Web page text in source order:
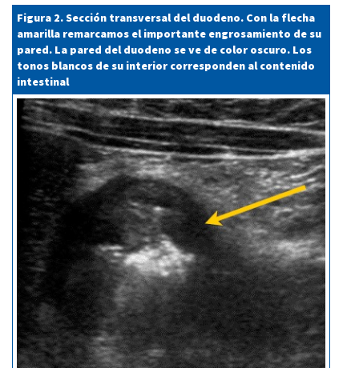
Figura 2. Sección transversal del duodeno. Con la flecha
amarilla remarcamos el importante engrosamiento de su
pared. La pared del duodeno se ve de color oscuro. Los
tonos blancos de su interior corresponden al contenido
intestinal